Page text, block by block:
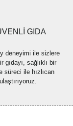
GIDA
deneyimi ile sizlere
gıdayı, sağlıklı bir
süreci ile hızlıcan
ulaştırıyoruz.